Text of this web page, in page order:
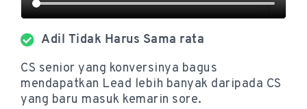
Adil Tidak Harus Sama rata
CS senior yang konversinya bagus
mendapatkan Lead lebih banyak daripada CS
yang baru masuk kemarin sore.